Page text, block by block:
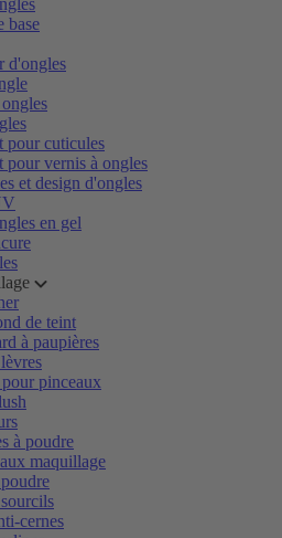
base
d'ongles
pour cuticules
pour vernis à ongles
et design d'ongles
en gel
de teint
à paupières
pinceaux
à poudre
maquillage
cernes